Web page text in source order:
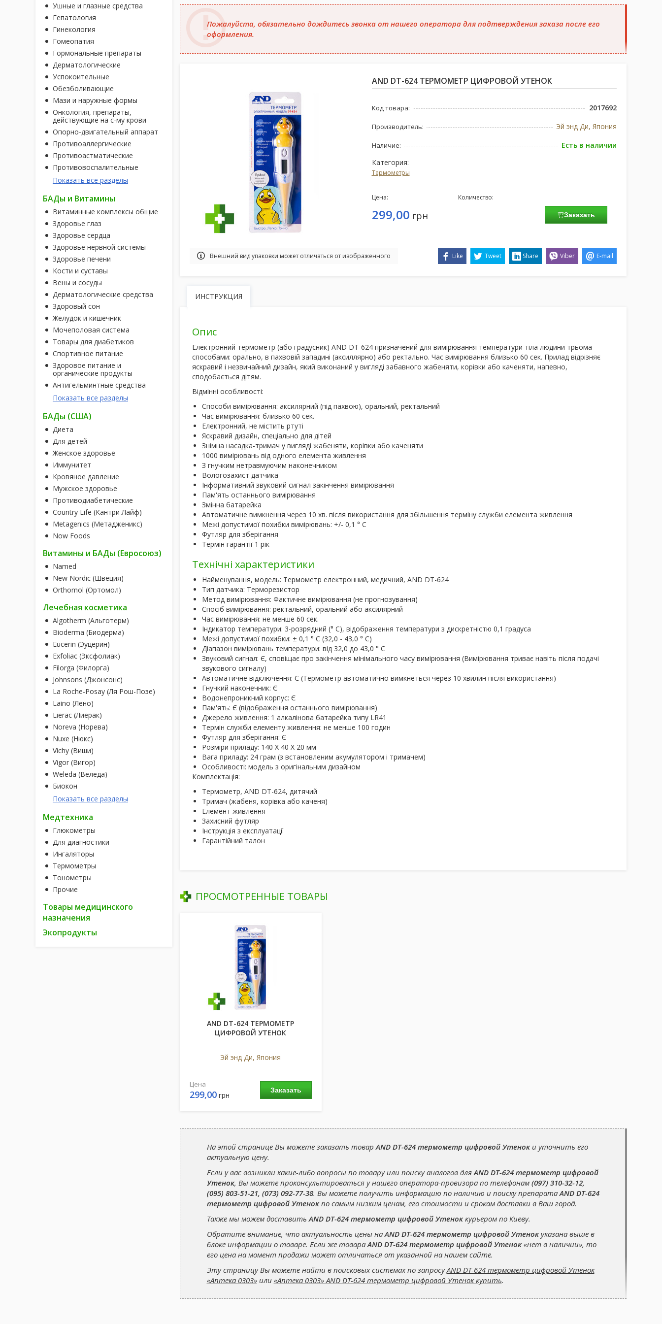
Ушные и глазные средства
Гепатология
Гинекология
Гомеопатия
Гормональные препараты
Дерматологические
Успокоительные
Обезболивающие
Мази и наружные формы
Онкология, препараты,
действующие на с-му крови
Опорно-двигательный аппарат
Противоаллергические
Противоастматические
Противовоспалительные
Показать все разделы
БАДы и Витамины
Витаминные комплексы общие
Здоровье глаз
Здоровье сердца
Здоровье нервной системы
Здоровье печени
Кости и суставы
Вены и сосуды
Дерматологические средства
Здоровый сон
Желудок и кишечник
Мочеполовая система
Товары для диабетиков
Спортивное питание
Здоровое питание и
органические продукты
Антигельминтные средства
Показать все разделы
БАДы (США)
Диета
Для детей
Женское здоровье
Иммунитет
Кровяное давление
Мужское здоровье
Противодиабетические
Country Life (Кантри Лайф)
Metagenics (Метадженикс)
Now Foods
Витамины и БАДы (Евросоюз)
Named
New Nordic (Швеция)
Orthomol (Ортомол)
Лечебная косметика
Algotherm (Альготерм)
Bioderma (Биодерма)
Eucerin (Эуцерин)
Exfoliac (Эксфолиак)
Filorga (Филорга)
Johnsons (Джонсонс)
La Roche-Posay (Ля Рош-Позе)
Laino (Лено)
Lierac (Лиерак)
Noreva (Норева)
Nuxe (Нюкс)
Vichy (Виши)
Vigor (Вигор)
Weleda (Веледа)
Биокон
Показать все разделы
Медтехника
Глюкометры
Для диагностики
Ингаляторы
Термометры
Тонометры
Прочие
Товары медицинского
назначения
Экопродукты
Пожалуйста, обязательно дождитесь звонка от нашего оператора для подтверждения заказа после его
оформления.
AND DT-624 ТЕРМОМЕТР ЦИФРОВОЙ УТЕНОК
Код товара: 2017692
Производитель: Эй энд Ди, Япония
Наличие:
Есть в наличии
Категория:
Термометры
Цена:
299,00 грн
Количество:
Заказать
Внешний вид упаковки может отличаться от изображенного Like Tweet Share Viber E-mail
ИНСТРУКЦИЯ
Опис
Електронний термометр (або градусник) AND DT-624призначений для вимірювання температури тіла людини трьома
способами: орально, в пахвовій западині (аксиллярно) або ректально. Час вимірювання близько 60 сек. Прилад відрізняє
яскравий і незвичайний дизайн, який виконаний у вигляді забавного жабеняти, корівки або каченяти, напевно,
сподобається дітям.
Відмінні особливості:
Способи вимірювання: аксилярний (під пахвою), оральний, ректальний
Час вимірювання: близько 60 сек.
Електронний, не містить ртуті
Яскравий дизайн, спеціально для дітей
Знімна насадка-тримач у вигляді жабеняти, корівки або каченяти
1000 вимірювань від одного елемента живлення
З гнучким нетравмуючим наконечником
Вологозахист датчика
Інформативний звуковий сигнал закінчення вимірювання
Пам'ять останнього вимірювання
Змінна батарейка
Автоматичне вимкнення через 10 хв. після використання для збільшення терміну служби елемента живлення
Межі допустимої похибки вимірювань: +/- 0,1 ° С
Футляр для зберігання
Термін гарантії 1 рік
Технічні характеристики
Найменування, модель: Термометр електронний, медичний, AND DT-624
Тип датчика: Терморезистор
Метод вимірювання: Фактичне вимірювання (не прогнозування)
Спосіб вимірювання: ректальний, оральний або аксилярний
Час вимірювання: не менше 60 сек.
Індикатор температури: 3-розрядний (° C), відображення температури з дискретністю 0,1 градуса
Межі допустимої похибки: ± 0,1 ° C (32,0 - 43,0 ° C)
Діапазон вимірювань температури: від 32,0 до 43,0 ° C
Звуковий сигнал: Є, сповіщає про закінчення мінімального часу вимірювання (Вимірювання триває навіть після подачі
звукового сигналу)
Автоматичне відключення: Є (Термометр автоматично вимкнеться через 10 хвилин після використання)
Гнучкий наконечник: Є
Водонепроникний корпус: Є
Пам'ять: Є (відображення останнього вимірювання)
Джерело живлення: 1 алкалінова батарейка типу LR41
Термін служби елементу живлення: не менше 100 годин
Футляр для зберігання: Є
Розміри приладу: 140 X 40 X 20 мм
Вага приладу: 24 грам (з встановленим акумулятором і тримачем)
Особливості: модель з оригінальним дизайном
Комплектація:
Термометр, AND DT-624, дитячий
Тримач (жабеня, корівка або каченя)
Елемент живлення
Захисний футляр
Інструкція з експлуатації
Гарантійний талон
ПРОСМОТРЕННЫЕ ТОВАРЫ
AND DT-624 ТЕРМОМЕТР
ЦИФРОВОЙ УТЕНОК
Эй энд Ди, Япония
Заказать
Цена
299,00грн
На этой странице Вы можете заказать товар AND DT-624 термометр цифровой Утеноки уточнить его
актуальную цену.
Если у вас возникли какие-либо вопросы по товару или поиску аналогов для AND DT-624 термометр цифровой
Утенок, Вы можете проконсультироваться у нашего оператора-провизора по телефонам (097) 310-32-12,
(095) 803-51-21, (073) 092-77-38. Вы можете получить информацию по наличию и поиску препарата AND DT-624
термометр цифровой Утенокпо самым низким ценам, его стоимости и срокам доставки в Ваш город.
Также мы можем доставить AND DT-624 термометр цифровой Утеноккурьером по Киеву.
Обратите внимание, что актуальность цены на AND DT-624 термометр цифровой Утенокуказана выше в
блоке информации о товаре. Если же товара AND DT-624 термометр цифровой Утенок«нет в наличии», то
его цена на момент продажи может отличаться от указанной на нашем сайте.
Эту страницу Вы можете найти в поисковых системах по запросуAND DT-624 термометр цифровой Утенок
«Аптека 0303»или «Аптека 0303» AND DT-624 термометр цифровой Утенок купить.